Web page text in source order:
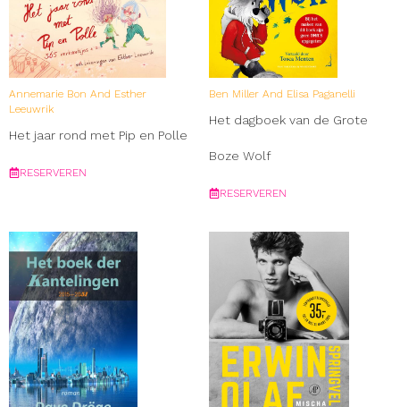
Annemarie Bon And Esther
Leeuwrik
Het jaar rond met Pip en Polle
RESERVEREN
Ben Miller And Elisa Paganelli
Het dagboek van de Grote
Boze Wolf
RESERVEREN